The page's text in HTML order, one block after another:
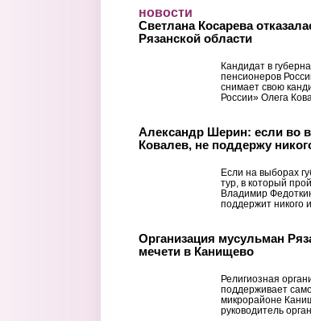
новости
Светлана Косарева
Рязанской области
Кандидат в
пенсионеров
снимает свою
России» Олега
Александр Шерин: если во
Ковалев, не поддержу
Если на выборах
тур, в который
Владимир
поддержит никого
Организация мусульман
мечети в Канищево
Религиозная
поддерживает
микрорайоне
руководитель